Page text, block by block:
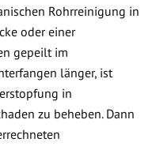
Rohrreinigung in
oder einer
gepeilt im
länger, ist
in
zu beheben. Dann